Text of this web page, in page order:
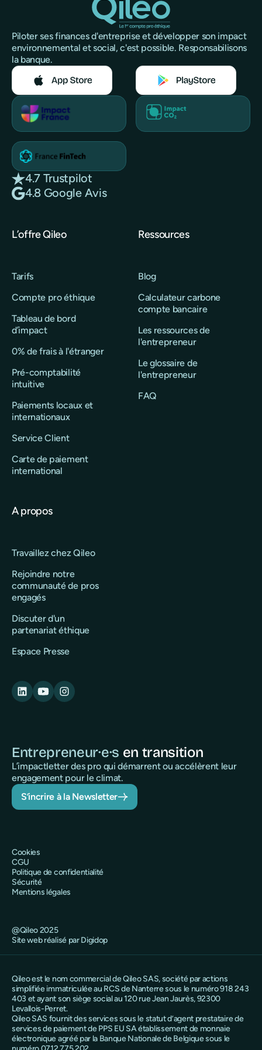
Piloter ses finances d'entreprise et développer son impact
environnemental et social, c'est possible. Responsabilisons
la banque.
4.7 Trustpilot
4.8 Google Avis
L’offre Qileo
Tarifs
Compte pro éthique
Tableau de bord
d’impact
0% de frais à l'étranger
Pré-comptabilité
intuitive
Paiements locaux et
internationaux
Service Client
Carte de paiement
international
Ressources
Blog
Calculateur carbone
compte bancaire
Les ressources de
l'entrepreneur
Le glossaire de
l'entrepreneur
FAQ
A propos
Travaillez chez Qileo
Rejoindre notre
communauté de pros
engagés
Discuter d'un
partenariat éthique
Espace Presse
Entrepreneur·e·s en transition
L’impactletter des pro qui démarrent ou accélèrent leur
engagement pour le climat.
S’incrire à la Newsletter
@Qileo 2025
Site web réalisé par Digidop
Cookies
CGU
Politique de confidentialité
Sécurité
Mentions légales
Qileo est le nom commercial de Qileo SAS, société par actions
simplifiée immatriculée au RCS de Nanterre sous le numéro 918 243
403 et ayant son siège social au 120 rue Jean Jaurès, 92300
Levallois-Perret.
Qileo SAS fournit des services sous le statut d’agent prestataire de
services de paiement de PPS EU SA établissement de monnaie
électronique agréé par la Banque Nationale de Belgique sous le